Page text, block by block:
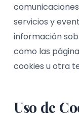
servicios y
información
como las
cookies u otra
Uso de